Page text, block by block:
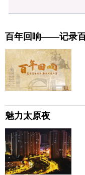
百年回响——记录
魅力太原夜